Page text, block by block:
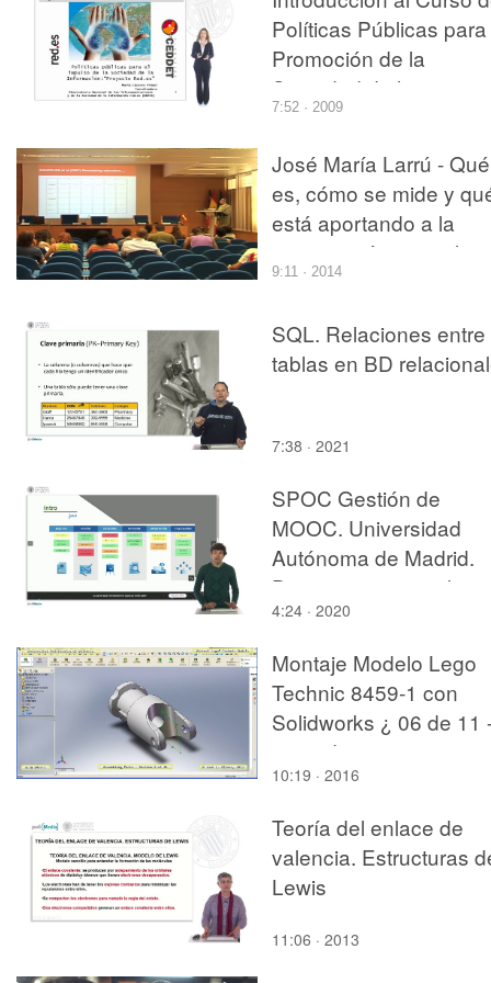
Políticas Públicas
Promoción de la
Sociedad de la
Información: El
7:52 · 2009
José María Larrú - Qué
es, cómo se mide y
está aportando a la
cooperación para el
desarrollo - parte 3 de
9:11 · 2014
SQL. Relaciones entre
tablas en BD
7:38 · 2021
SPOC Gestión de
MOOC. Universidad
Autónoma de Madrid.
Diseño instrucional.
4:24 · 2020
Montaje Modelo Lego
Technic 8459-1 con
Solidworks ¿ 06 de 11
no audio
10:19 · 2016
Teoría del enlace de
valencia. Estructuras
Lewis
11:06 · 2013